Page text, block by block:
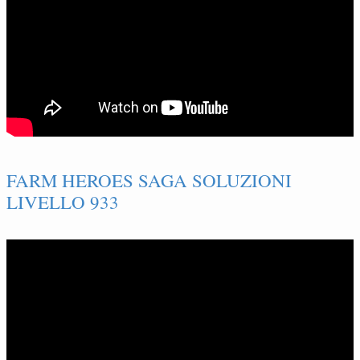
FARM HEROES SAGA SOLUZIONI
LIVELLO 933